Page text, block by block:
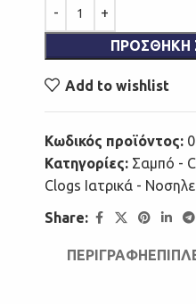
ΠΡΟΣΘΉΚΗ
Add to wishlist
Κωδικός προϊόντος:
Κατηγορίες: Σαμπό -
Clogs Ιατρικά -
Share:
ΠΕΡΙΓΡΑΦΉ